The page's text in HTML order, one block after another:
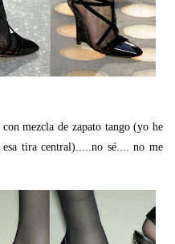
mezcla de zapato tango (yo he
tira central).....no sé.... no me